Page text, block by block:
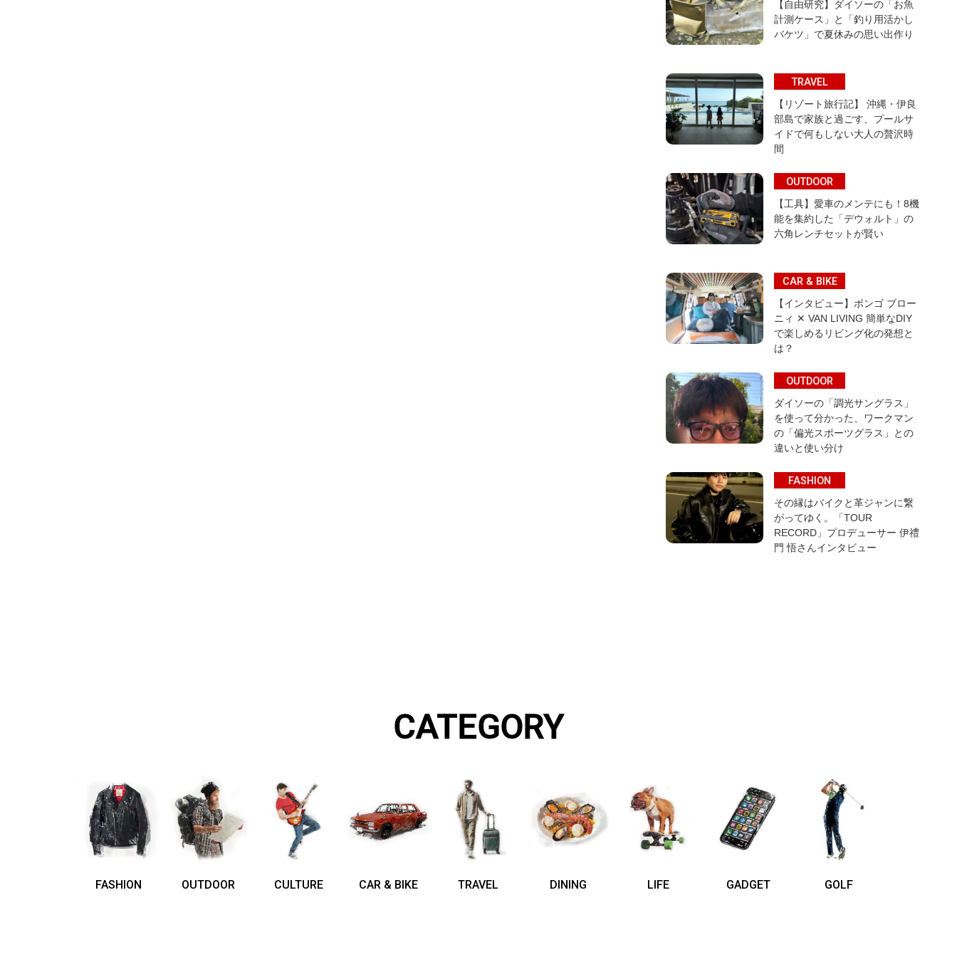
【自由研究】ダイソーの「お魚
計測ケース」と「釣り用活かし
バケツ」で夏休みの思い出作り
TRAVEL
【リゾート旅行記】 沖縄・伊良
部島で家族と過ごす、プールサ
イドで何もしない大人の贅沢時
間
OUTDOOR
【工具】愛車のメンテにも！8機
能を集約した「デウォルト」の
六角レンチセットが賢い
CAR & BIKE
【インタビュー】ボンゴ ブロー
ニィ ✕ VAN LIVING 簡単なDIY
で楽しめるリビング化の発想と
は？
OUTDOOR
ダイソーの「調光サングラス」
を使って分かった、ワークマン
の「偏光スポーツグラス」との
違いと使い分け
FASHION
その縁はバイクと革ジャンに繋
がってゆく。「TOUR
RECORD」プロデューサー 伊禮
門 悟さんインタビュー
CATEGORY
FASHION OUTDOOR CULTURE CAR & BIKE TRAVEL DINING LIFE GADGET GOLF